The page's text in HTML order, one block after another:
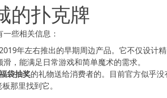
的扑克牌
些相关信息：
年左右推出的早期周边产品。它不仅设
，能满足日常游戏和简单魔术的需求。
袋抽奖的礼物送给消费者的。目前官方似乎
那里找到它。